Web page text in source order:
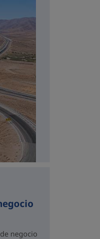
negocio